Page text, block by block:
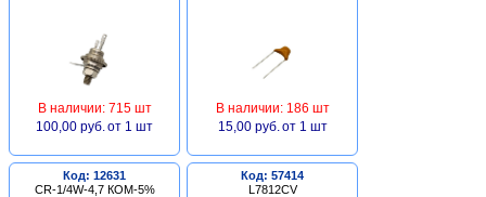
В наличии: 715 шт
100,00 руб. от 1 шт
В наличии: 186 шт
15,00 руб. от 1 шт
Код: 12631
CR-1/4W-4,7 КОМ-5%
Код: 57414
L7812CV